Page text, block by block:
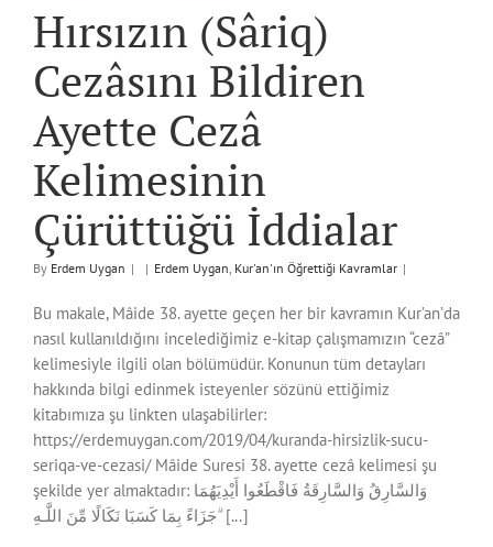
Hırsızın (Sâriq)
Cezâsını Bildiren
Ayette Cezâ
Kelimesinin
Çürüttüğü İddialar
By Erdem Uygan | | Erdem Uygan, Kur'an'ın Öğrettiği Kavramlar |
Bu makale, Mâide 38. ayette geçen her bir kavramın Kur’an’da
nasıl kullanıldığını incelediğimiz e-kitap çalışmamızın “cezâ”
kelimesiyle ilgili olan bölümüdür. Konunun tüm detayları
hakkında bilgi edinmek isteyenler sözünü ettiğimiz
kitabımıza şu linkten ulaşabilirler:
https://erdemuygan.com/2019/04/kuranda-hirsizlik-sucu-
seriqa-ve-cezasi/ Mâide Suresi 38. ayette cezâ kelimesi şu
şekilde yer almaktadır: وَالسَّارِقُ وَالسَّارِقَةُ فَاقْطَعُوا أَيْدِيَهُمَا
جَزَاءً بِمَا كَسَبَا نَكَالًا مِّنَ اللَّـهِ ۗ [...]